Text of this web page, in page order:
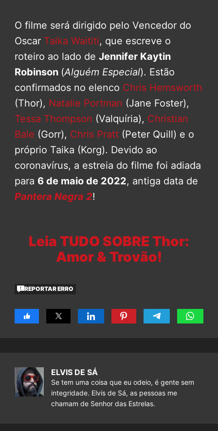
O filme será dirigido pelo Vencedor do
Oscar Taika Waititi, que escreve o
roteiro ao lado de Jennifer Kaytin
Robinson (Alguém Especial). Estão
confirmados no elenco Chris Hemsworth
(Thor), Natalie Portman (Jane Foster),
Tessa Thompson (Valquíria), Christian
Bale (Gorr), Chris Pratt (Peter Quill) e o
próprio Taika (Korg). Devido ao
coronavírus, a estreia do filme foi adiada
para 6 de maio de 2022, antiga data de
Pantera Negra 2!
Leia TUDO SOBRE Thor:
Amor & Trovão!
REPORTAR ERRO
ELVIS DE SÁ
Se tem uma coisa que eu odeio, é gente sem
integridade. Elvis de Sá, as pessoas me
chamam de Senhor das Estrelas.